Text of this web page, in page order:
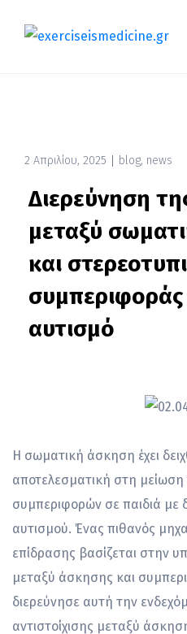
2 Απριλίου, 2025 blog, news
Διερεύνηση
μεταξύ
και
συμπεριφοράς
αυτισμό
Η σωματική άσκηση έχει
αποτελεσματική στη
συμπεριφορών σε παιδιά με
αυτισμού. Ένας πιθανός
επίδρασης βασίζεται στην
μεταξύ άσκησης και
διερεύνησε αυτή την
αντιστοίχισης μεταξύ